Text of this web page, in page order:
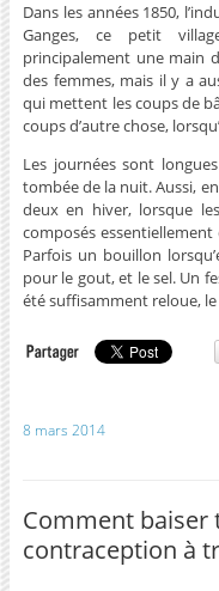
Dans les années 1850,
Ganges, ce petit
principalement une main
des femmes, mais il y a
qui mettent les coups de
coups d’autre chose,
Les journées sont
tombée de la nuit. Aussi,
deux en hiver, lorsque
composés
Parfois un bouillon
pour le gout, et le sel. Un
été suffisamment reloue,
8 mars 2014
Comment baiser
contraception à